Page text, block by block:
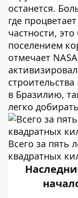
останется.
где
частности,
поселением
отмечает
в Бразилию,
легко
Всего за пять
квадратных